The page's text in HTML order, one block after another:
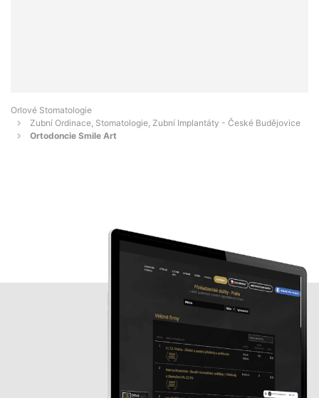
Orlové Stomatologie
Zubní Ordinace, Stomatologie, Zubní Implantáty - České Budějovice
Ortodoncie Smile Art